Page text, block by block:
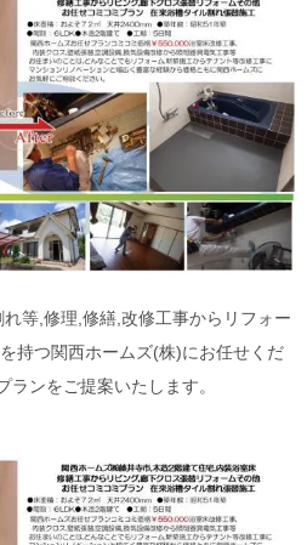
等,修理,修繕,改修工事からリフォー
持つ関西ホームズ(株)にお任せくだ
ランをご提案いたします。